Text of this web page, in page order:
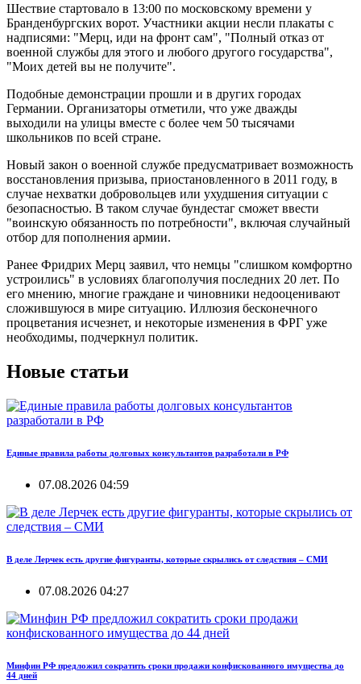
Шествие стартовало в 13:00 по московскому времени у
Бранденбургских ворот. Участники акции несли плакаты с
надписями: "Мерц, иди на фронт сам", "Полный отказ от
военной службы для этого и любого другого государства",
"Моих детей вы не получите".
Подобные демонстрации прошли и в других городах
Германии. Организаторы отметили, что уже дважды
выходили на улицы вместе с более чем 50 тысячами
школьников по всей стране.
Новый закон о военной службе предусматривает возможность
восстановления призыва, приостановленного в 2011 году, в
случае нехватки добровольцев или ухудшения ситуации с
безопасностью. В таком случае бундестаг сможет ввести
"воинскую обязанность по потребности", включая случайный
отбор для пополнения армии.
Ранее Фридрих Мерц заявил, что немцы "слишком комфортно
устроились" в условиях благополучия последних 20 лет. По
его мнению, многие граждане и чиновники недооценивают
сложившуюся в мире ситуацию. Иллюзия бесконечного
процветания исчезнет, и некоторые изменения в ФРГ уже
необходимы, подчеркнул политик.
Новые статьи
Единые правила работы долговых консультантов разработали в РФ
07.08.2026 04:59
В деле Лерчек есть другие фигуранты, которые скрылись от следствия – СМИ
07.08.2026 04:27
Минфин РФ предложил сократить сроки продажи конфискованного имущества до
44 дней